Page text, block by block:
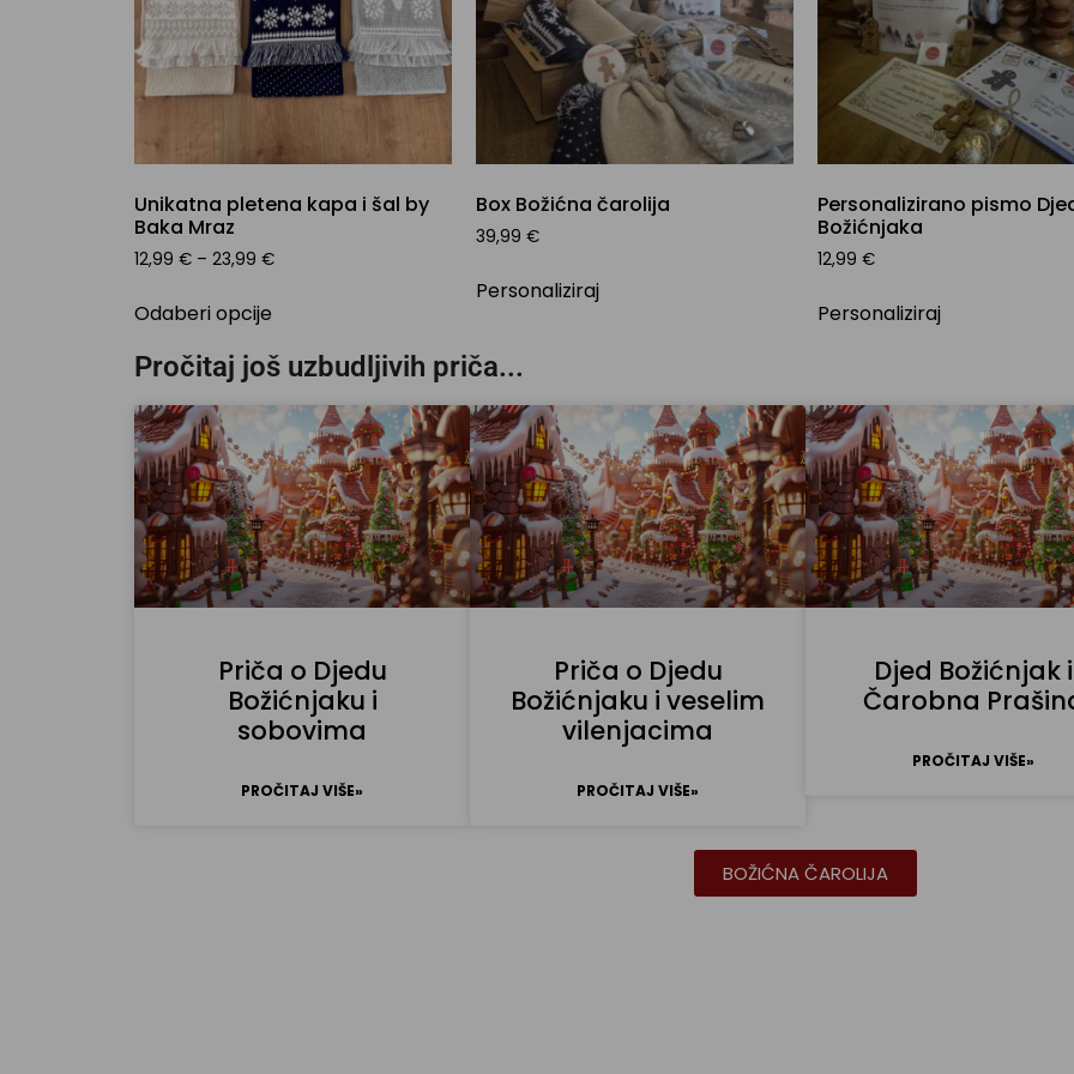
Unikatna pletena kapa i šal by
Baka Mraz
12,99 € – 23,99 €
Odaberi opcije
Box Božićna čarolija
39,99 €
Personaliziraj
Personalizirano pismo
Božićnjaka
12,99 €
Personaliziraj
Pročitaj još uzbudljivih priča...
Priča o Djedu
Božićnjaku i
sobovima
PROČITAJ VIŠE»
Priča o Djedu
Božićnjaku i veselim
vilenjacima
PROČITAJ VIŠE»
Djed Božićnjak i
Čarobna
PROČITAJ VIŠE»
BOŽIĆNA ČAROLIJA